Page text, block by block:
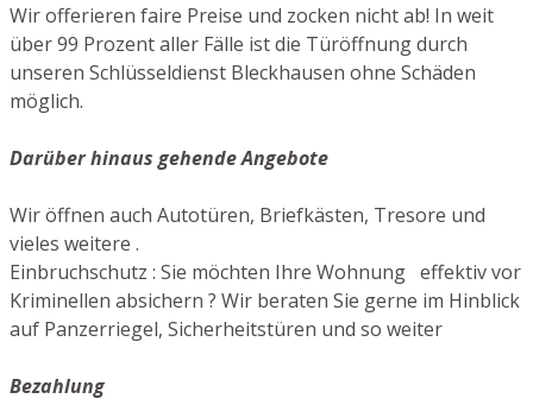
Wir offerieren faire Preise und zocken nicht ab! In weit
über 99 Prozent aller Fälle ist die Türöffnung durch
unseren Schlüsseldienst Bleckhausen ohne Schäden
möglich.
Darüber hinaus gehende Angebote
Wir öffnen auch Autotüren, Briefkästen, Tresore und
vieles weitere .
Einbruchschutz : Sie möchten Ihre Wohnung effektiv vor
Kriminellen absichern ? Wir beraten Sie gerne im Hinblick
auf Panzerriegel, Sicherheitstüren und so weiter
Bezahlung